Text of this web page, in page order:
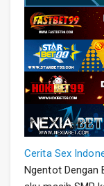
Cerita Sex
Ngentot Dengan